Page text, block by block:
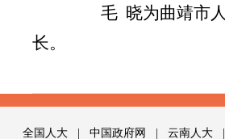
毛 晓为曲靖市
长。
全国人大 中国政府网 云南人大